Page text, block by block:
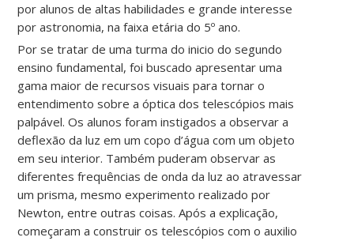
por alunos de altas habilidades e grande interesse
por astronomia, na faixa etária do 5º ano.
Por se tratar de uma turma do inicio do segundo
ensino fundamental, foi buscado apresentar uma
gama maior de recursos visuais para tornar o
entendimento sobre a óptica dos telescópios mais
palpável. Os alunos foram instigados a observar a
deflexão da luz em um copo d’água com um objeto
em seu interior. Também puderam observar as
diferentes frequências de onda da luz ao atravessar
um prisma, mesmo experimento realizado por
Newton, entre outras coisas. Após a explicação,
começaram a construir os telescópios com o auxilio